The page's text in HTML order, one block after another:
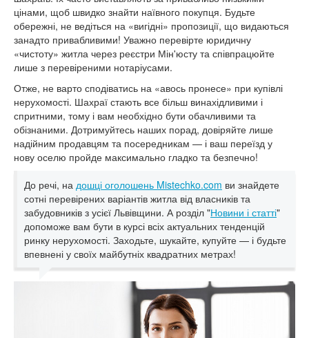
цінами, щоб швидко знайти наївного покупця. Будьте
обережні, не ведіться на «вигідні» пропозиції, що видаються
занадто привабливими! Уважно перевірте юридичну
«чистоту» житла через реєстри Мін'юсту та співпрацюйте
лише з перевіреними нотаріусами.
Отже, не варто сподіватись на «авось пронесе» при купівлі
нерухомості. Шахраї стають все більш винахідливими і
спритними, тому і вам необхідно бути обачливими та
обізнаними. Дотримуйтесь наших порад, довіряйте лише
надійним продавцям та посередникам — і ваш переїзд у
нову оселю пройде максимально гладко та безпечно!
До речі, на дошці оголошень Mistechko.com ви знайдете
сотні перевірених варіантів житла від власників та
забудовників з усієї Львівщини. А розділ "Новини і статті"
допоможе вам бути в курсі всіх актуальних тенденцій
ринку нерухомості. Заходьте, шукайте, купуйте — і будьте
впевнені у своїх майбутніх квадратних метрах!